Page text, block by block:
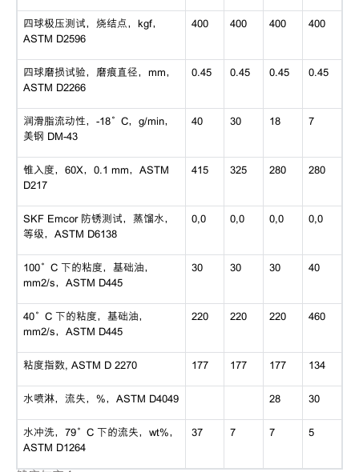
四球极压测试，烧结点，kgf，
ASTM D2596
400 400 400 400
四球磨损试验，磨痕直径，mm，
ASTM D2266
0.45 0.45 0.45 0.45
润滑脂流动性，-18°C，g/min，
美钢 DM-43
40 30 18 7
锥入度，60X，0.1 mm，ASTM
D217
415 325 280 280
SKF Emcor 防锈测试，蒸馏水，
等级，ASTM D6138
0,0 0,0 0,0 0,0
100°C 下的粘度，基础油，
mm2/s，ASTM D445
30 30 30 40
40°C 下的粘度，基础油，
mm2/s，ASTM D445
220 220 220 460
粘度指数, ASTM D 2270 177 177 177 134
水喷淋，流失，%，ASTM D4049 28 30
水冲洗，79°C 下的流失，wt%，
ASTM D1264
37 7 7 5